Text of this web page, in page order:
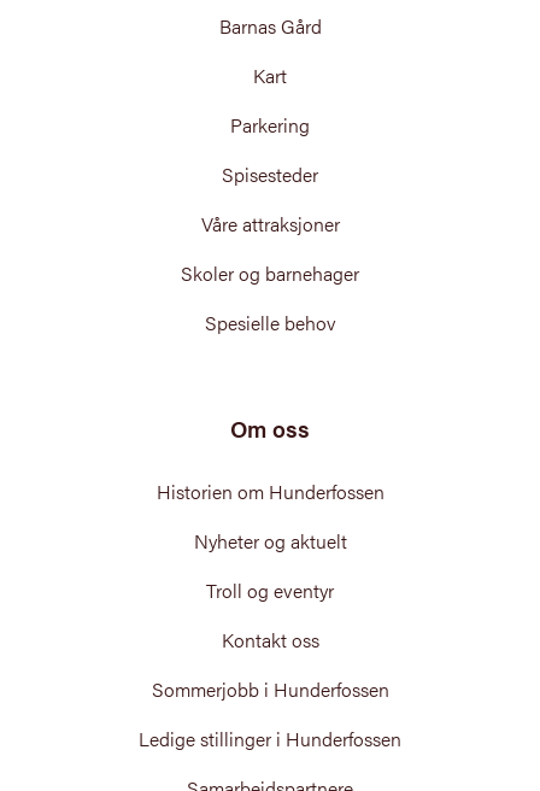
Barnas Gård
Kart
Parkering
Spisesteder
Våre attraksjoner
Skoler og barnehager
Spesielle behov
Om oss
Historien om Hunderfossen
Nyheter og aktuelt
Troll og eventyr
Kontakt oss
Sommerjobb i Hunderfossen
Ledige stillinger i Hunderfossen